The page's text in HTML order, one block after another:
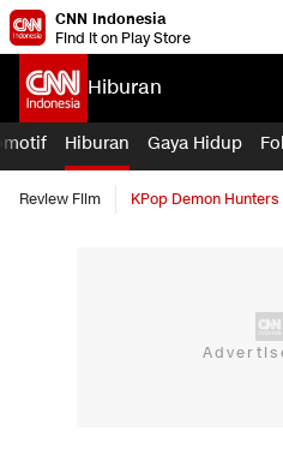
CNN Indonesia
Find it on Play Store
Hiburan
Hiburan Gaya Hidup
Review Film KPop Demon Hunters